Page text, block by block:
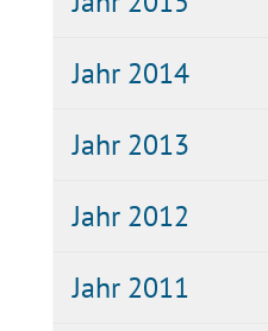
Jahr 2014
Jahr 2013
Jahr 2012
Jahr 2011